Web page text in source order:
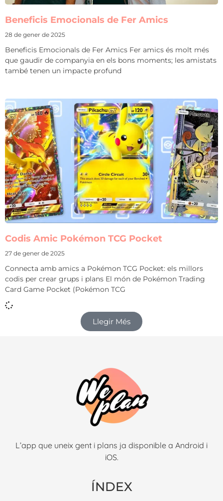
Beneficis Emocionals de Fer Amics
28 de gener de 2025
Beneficis Emocionals de Fer Amics Fer amics és molt més
que gaudir de companyia en els bons moments; les amistats
també tenen un impacte profund
Codis Amic Pokémon TCG Pocket
27 de gener de 2025
Connecta amb amics a Pokémon TCG Pocket: els millors
codis per crear grups i plans El món de Pokémon Trading
Card Game Pocket (Pokémon TCG
Llegir Més
L’app que uneix gent i plans ja disponible a Android i
iOS.
ÍNDEX